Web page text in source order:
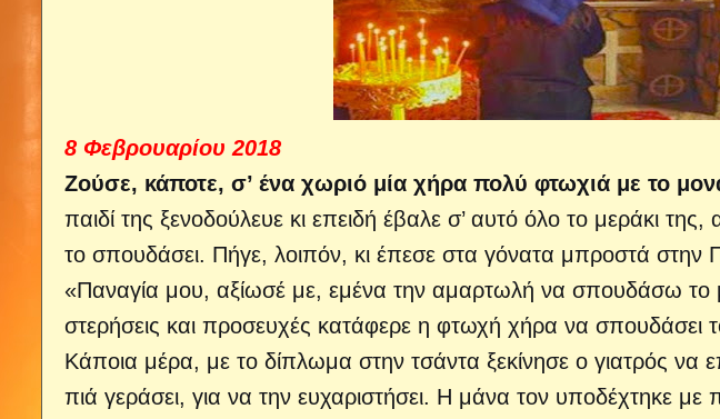
8 Φεβρουαρίου 2018
Ζούσε, κάποτε, σ’ ένα χωριό μία χήρα πολύ φτωχιά με το
παιδί της ξενοδούλευε κι επειδή έβαλε σ’ αυτό όλο το μεράκι
το σπουδάσει. Πήγε, λοιπόν, κι έπεσε στα γόνατα μπροστά στην
«Παναγία μου, αξίωσέ με, εμένα την αμαρτωλή να σπουδάσω το
στερήσεις και προσευχές κατάφερε η φτωχή χήρα να σπουδάσει
Κάποια μέρα, με το δίπλωμα στην τσάντα ξεκίνησε ο γιατρός να
πιά γεράσει, για να την ευχαριστήσει. Η μάνα τον υποδέχτηκε με